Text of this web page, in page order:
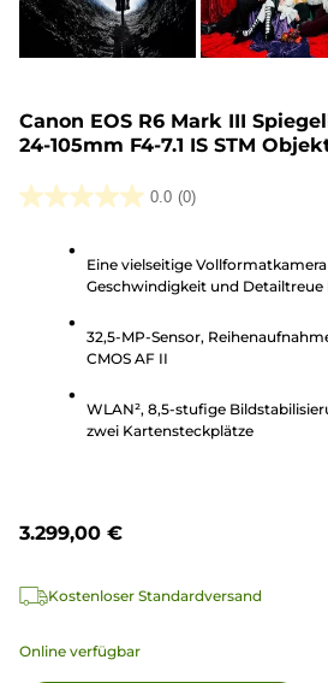
Canon EOS R6 Mark III
24-105mm F4-7.1 IS STM
0.0 (0)
0.0
Sternen.
Eine vielseitige
Geschwindigkeit und Detailtreue
32,5-MP-Sensor,
CMOS AF II
WLAN², 8,5-stufige
zwei Kartensteckplätze
3.299,00 €
Kostenloser Standardversand
Online verfügbar